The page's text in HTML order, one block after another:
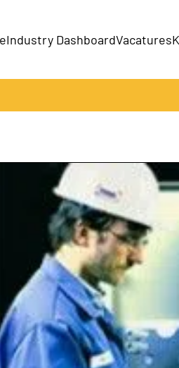
Industry DashboardVacatures